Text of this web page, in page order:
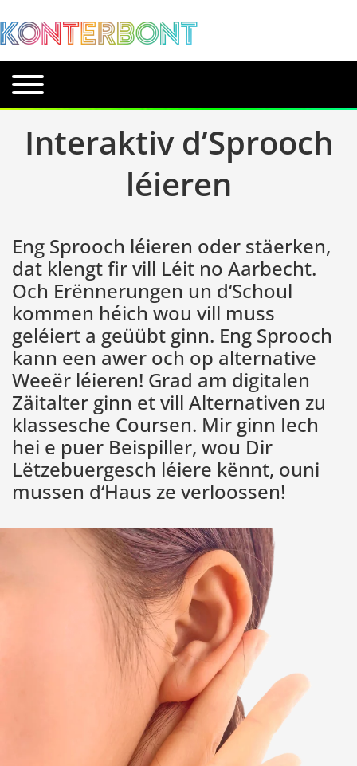
Interaktiv d’Sprooch
léieren
Eng Sprooch léieren oder stäerken,
dat klengt fir vill Léit no Aarbecht.
Och Erënnerungen un d‘Schoul
kommen héich wou vill muss
geléiert a geüübt ginn. Eng Sprooch
kann een awer och op alternative
Weeër léieren! Grad am digitalen
Zäitalter ginn et vill Alternativen zu
klassesche Coursen. Mir ginn Iech
hei e puer Beispiller, wou Dir
Lëtzebuergesch léiere kënnt, ouni
mussen d‘Haus ze verloossen!